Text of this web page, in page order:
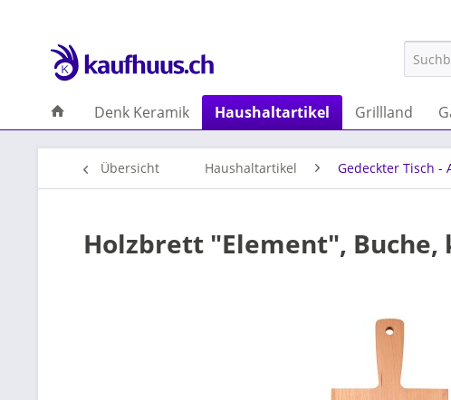
Denk Keramik Haushaltartikel Grillland
Übersicht Haushaltartikel Gedeckter Tisch -
Holzbrett "Element", Buche,